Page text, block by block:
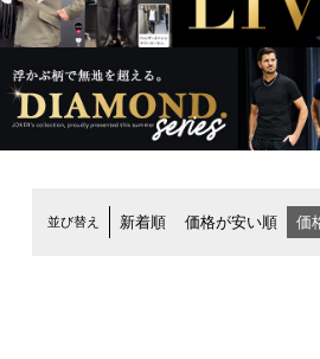
並び替え 新着順 価格が安い順 価